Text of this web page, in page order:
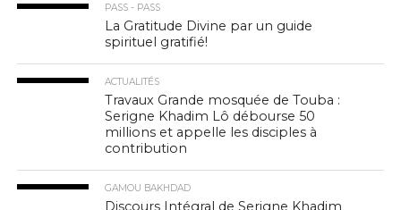
PASS - PASS
La Gratitude Divine par un guide
spirituel gratifié!
ACTUALITÉS
Travaux Grande mosquée de Touba :
Serigne Khadim Lô débourse 50
millions et appelle les disciples à
contribution
GAMOU BAKHDAD
Discours Intégral de Serigne Khadim